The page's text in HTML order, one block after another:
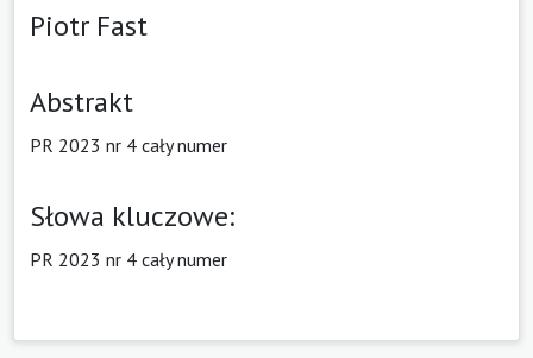
Piotr Fast
Abstrakt
PR 2023 nr 4 cały numer
Słowa kluczowe:
PR 2023 nr 4 cały numer